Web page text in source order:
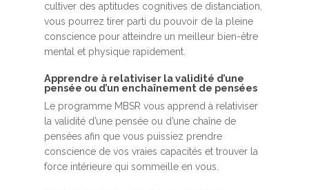
cultiver des aptitudes cognitives de distanciation,
vous pourrez tirer parti du pouvoir de la pleine
conscience pour atteindre un meilleur bien-être
mental et physique rapidement.
Apprendre à relativiser la validité d’une
pensée ou d’un enchaînement de pensées
Le programme MBSR vous apprend à relativiser
la validité d’une pensée ou d’une chaîne de
pensées afin que vous puissiez prendre
conscience de vos vraies capacités et trouver la
force intérieure qui sommeille en vous.